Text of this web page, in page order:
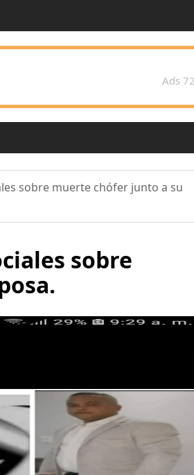
Ads
sobre muerte chófer junto a su
sobre